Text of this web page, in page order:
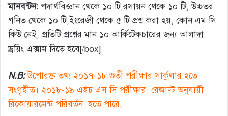
মানবন্টন: পদার্থবিজ্ঞান থেকে ১০ টি,রসায়ন থেকে ১০ টি, উচ্চতর
গনিত থেকে ১০ টি,ইংরেজী থেকে ৫ টি প্রশ্ন করা হয়, কোন এম সি
কিউ নেই, প্রতিটি প্রশ্নের মান ১০ আর্কিটেকচারের জন্য আলাদা
ড্রয়িং এক্সাম দিতে হবে[/box]
N.B: উপোরক্ত তথ্য ২০১৭-১৮ ভর্তী পরীক্ষার সার্কুলার হতে
সংগৃহীত। ২০১৮-১৯ এইচ এস সি পরীক্ষার রেজাল্ট অনুযায়ী
রিকোয়ারমেন্ট পরিবর্তন হতে পারে,